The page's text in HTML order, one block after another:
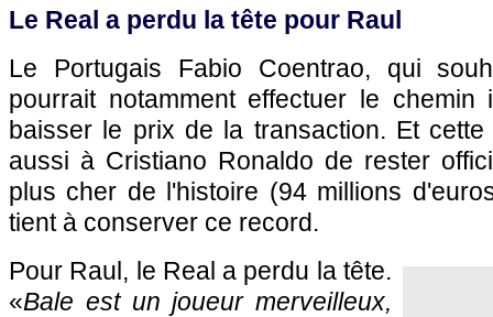
Le Real a perdu la tête pour Raul
Le Portugais Fabio Coentrao, qui
pourrait notamment effectuer le
baisser le prix de la transaction. Et cette
aussi à Cristiano Ronaldo de rester
plus cher de l'histoire (94 millions
tient à conserver ce record.
Pour Raul, le Real a perdu la tête.
«Bale est un joueur merveilleux,